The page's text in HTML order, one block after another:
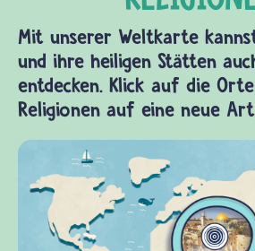
Mit unserer Weltkarte
und ihre heiligen Stätten
entdecken. Klick auf die
Religionen auf eine neue